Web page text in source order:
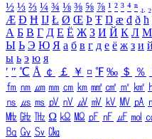
½ ⅓ ⅔ ¼ ¾ ⅛ ⅜ ⅝ ⅞ ¹ ² ³ ⁴ ⁿ ₁ ₂
Æ Ð Ħ Ĳ Ł Ø Œ Þ Ŧ Ŋ æ đ ð ħ
А Б В Г Д Е Ё Ж З И Й К Л М
Ы Ь Э Ю Я а б в г д е ё ж з и й
ы ь э ю я
′ ″ ℃ Å ￠ ￡ ￥ ¤ ℉ ‰ ＄ ％
㎙ ㎚ ㎛ ㎜ ㎝ ㎞ ㎟ ㎠ ㎡ ㎢
㎱ ㎲ ㎳ ㎴ ㎵ ㎶ ㎷ ㎸ ㎹ ㎀
㎒ ㎓ ㎔ Ω ㏀ ㏁ ㎊ ㎋ ㎌ ㏖
㏃ ㏉ ㏜ ㏆